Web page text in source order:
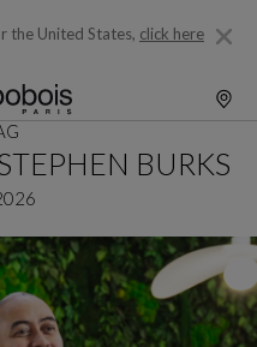
the United States, click here
BURKS